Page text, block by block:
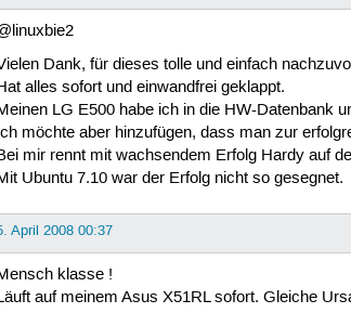
Dank, für dieses tolle und einfach
alles sofort und einwandfrei geklappt.
LG E500 habe ich in die HW-Datenbank
möchte aber hinzufügen, dass man zur
mir rennt mit wachsendem Erfolg Hardy auf
Ubuntu 7.10 war der Erfolg nicht so gesegnet.
April 2008 00:37
klasse !
auf meinem Asus X51RL sofort. Gleiche